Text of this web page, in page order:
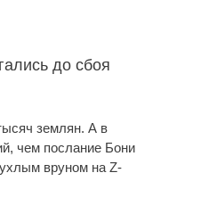
до сбоя
землян. А в
чем послание Бони
вруном на Z-